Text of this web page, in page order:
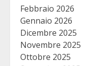
Febbraio 2026
Gennaio 2026
Dicembre 2025
Novembre 2025
Ottobre 2025